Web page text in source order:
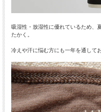
吸湿性・放湿性に優れているため、
たかく。
冷えや汗に悩む方にも一年を通して